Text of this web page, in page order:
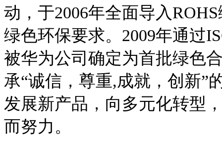
动，于2006年全面导入
绿色环保要求。2009年通过
被华为公司确定为首批绿色
承“诚信，尊重,成就，创新”
发展新产品，向多元化转型
而努力。